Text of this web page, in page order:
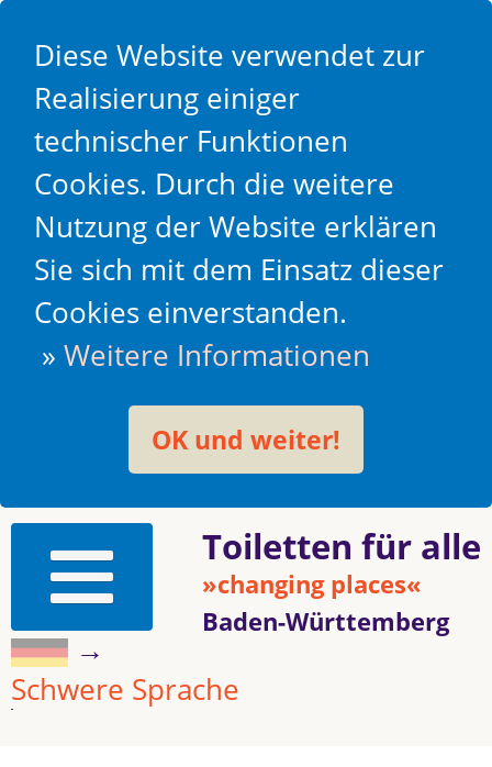
Diese Website verwendet zur
Realisierung einiger
technischer Funktionen
Cookies. Durch die weitere
Nutzung der Website erklären
Sie sich mit dem Einsatz dieser
Cookies einverstanden.
»Weitere Informationen
OK und weiter!
Toiletten für alle
»changing places«
Baden-Württemberg
→
Schwere Sprache